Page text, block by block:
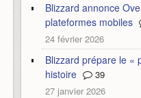
Blizzard annonce
plateformes mobiles
24 février 2026
Blizzard prépare le «
histoire
39
27 janvier 2026